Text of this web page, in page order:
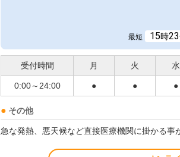
最短 15時23
受付時間 月 火 水
0:00～24:00 ● ● ●
その他
急な発熱、悪天候など直接医療機関に掛かる事